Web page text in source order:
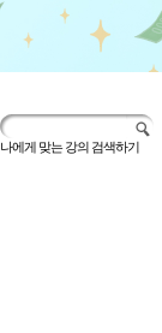
나에게 맞는 강의 검색하기